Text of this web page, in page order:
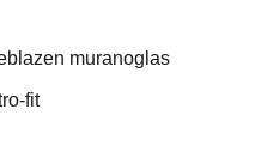
muranoglas
fit